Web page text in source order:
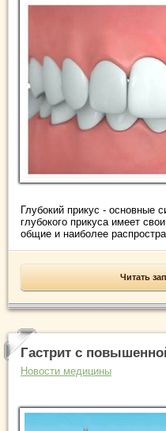
Глубокий прикус -
глубокого прикуса имеет
общие и наиболее
Читать
Гастрит с
Новости медицины